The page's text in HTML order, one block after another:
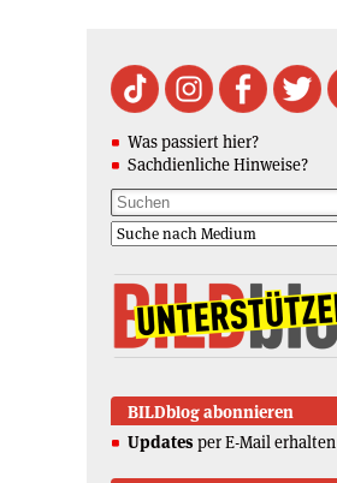
Was passiert hier?
Sachdienliche Hinweise?
BILDblog abonnieren
Updates per E-Mail erhalten